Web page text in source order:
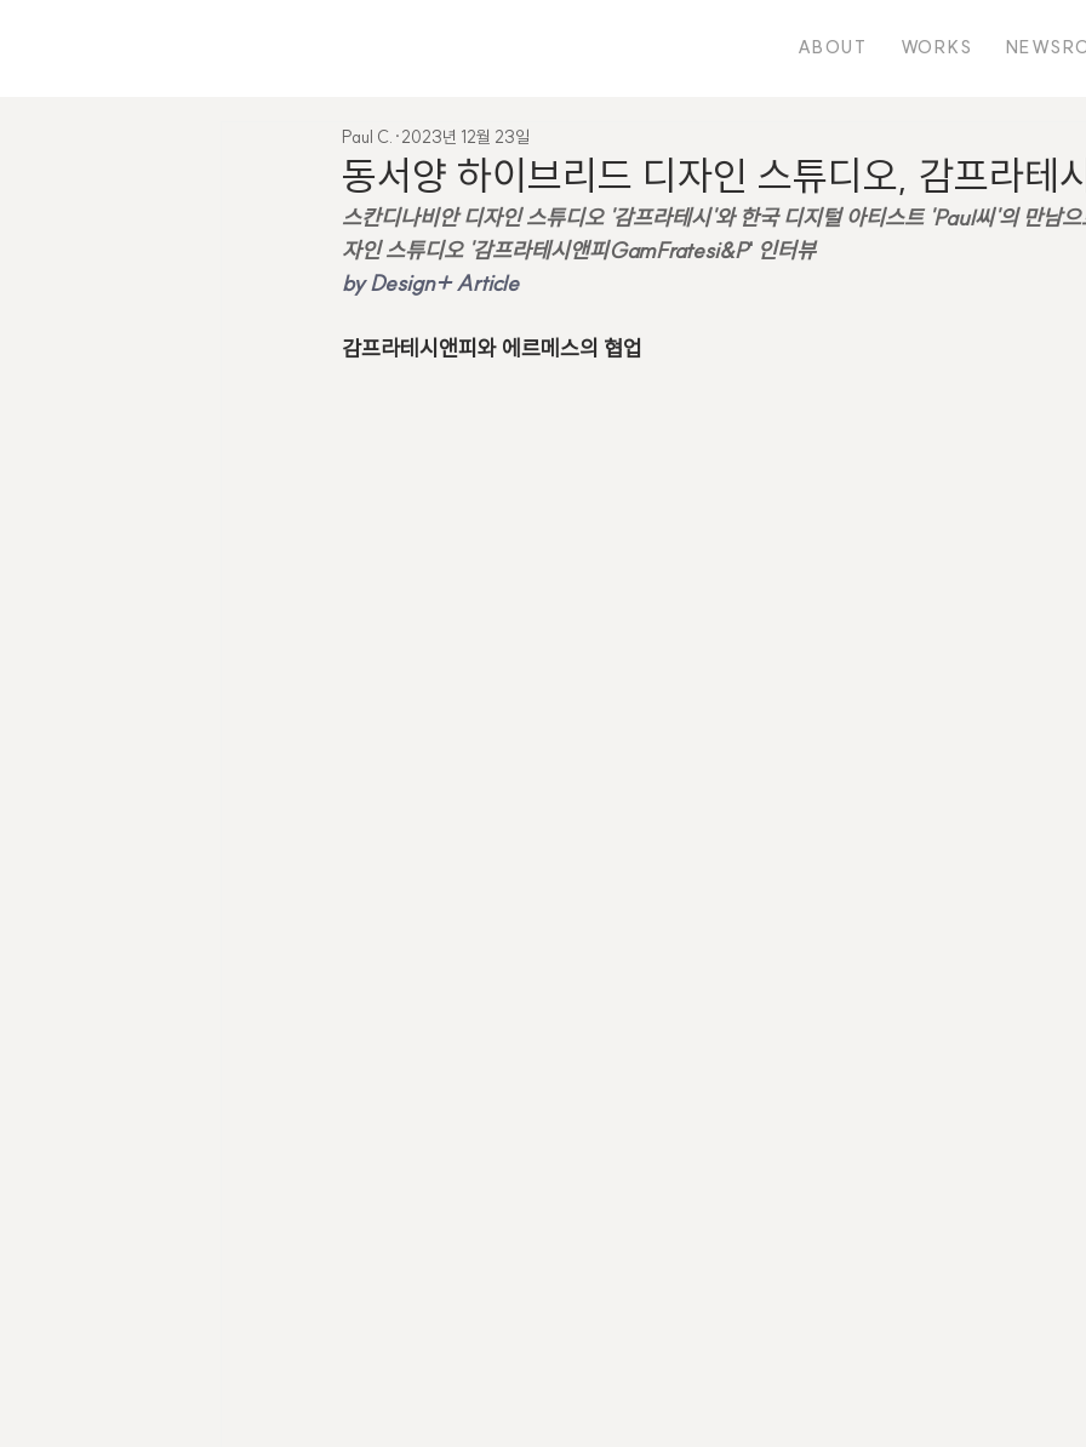
ABOUT WORKS
동서양 하이브리드 디자인 스튜디오, 감프라
Paul C. 2023년 12월 23일
스칸디나비안 디자인 스튜디오 '감프라테시'와 한국 디지털 아티스트 'Paul씨'의 만남
자인 스튜디오 '감프라테시앤피GamFratesi&P' 인터뷰
by Design+ Article
감프라테시앤피와 에르메스의 협업